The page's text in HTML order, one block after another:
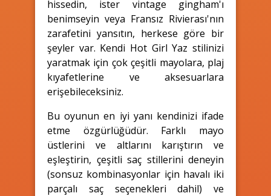
hissedin, ister vintage gingham'ı
benimseyin veya Fransız Rivierası'nın
zarafetini yansıtın, herkese göre bir
şeyler var. Kendi Hot Girl Yaz stilinizi
yaratmak için çok çeşitli mayolara, plaj
kıyafetlerine ve aksesuarlara
erişebileceksiniz.
Bu oyunun en iyi yanı kendinizi ifade
etme özgürlüğüdür. Farklı mayo
üstlerini ve altlarını karıştırın ve
eşleştirin, çeşitli saç stillerini deneyin
(sonsuz kombinasyonlar için havalı iki
parçalı saç seçenekleri dahil) ve